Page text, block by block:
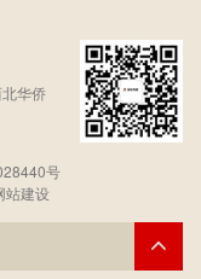
华侨
号
站建设